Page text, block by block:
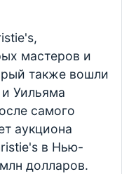
мастеров и
также вошли
Уильяма
самого
аукциона
в Нью-
долларов.